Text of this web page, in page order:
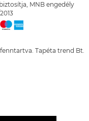
MNB engedély
Tapéta trend Bt.